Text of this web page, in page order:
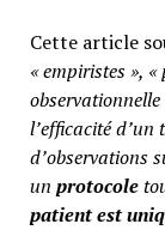
Cette article
« empiristes »,
l’efficacité
d’observations
un protocole
patient est